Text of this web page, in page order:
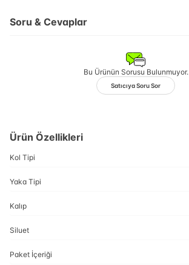
Soru & Cevaplar
Bu Ürünün Sorusu Bulunmuyor.
Satıcıya Soru Sor
Ürün Özellikleri
Kol Tipi
Yaka Tipi
Kalıp
Siluet
Paket İçeriği